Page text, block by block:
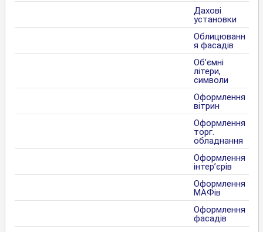
Дахові
установки
Облицюванн
я фасадів
Об’ємні
літери,
символи
Оформлення
вітрин
Оформлення
торг.
обладнання
Оформлення
інтер’єрів
Оформлення
МАФів
Оформлення
фасадів